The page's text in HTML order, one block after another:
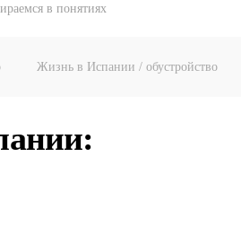
в понятиях
Жизнь в Испании / обустройство